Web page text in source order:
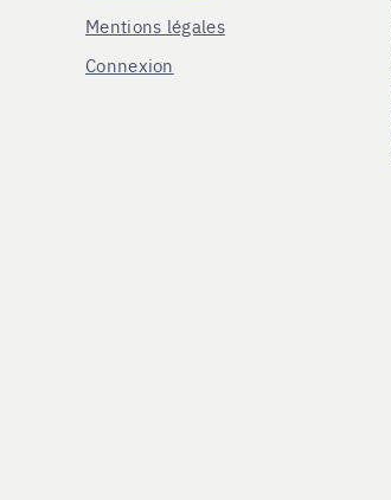
Mentions légales
Connexion